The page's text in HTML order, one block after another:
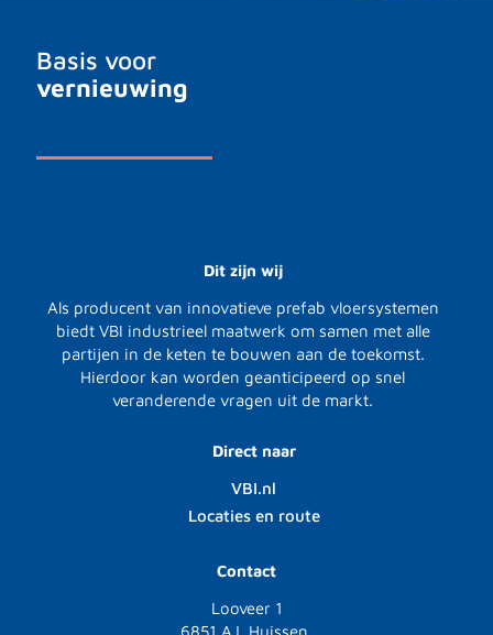
Basis voor
vernieuwing
Dit zijn wij
Als producent van innovatieve prefab vloersystemen
biedt VBI industrieel maatwerk om samen met alle
partijen in de keten te bouwen aan de toekomst.
Hierdoor kan worden geanticipeerd op snel
veranderende vragen uit de markt.
Direct naar
VBI.nl
Locaties en route
Contact
Looveer 1
6851 AJ Huissen,